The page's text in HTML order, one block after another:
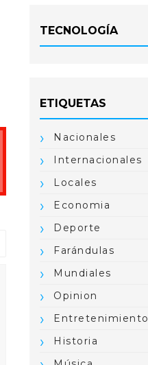
TECNOLOGÍA
ETIQUETAS
Nacionales
Internacionales
Locales
Economia
Deporte
Farándulas
Mundiales
Opinion
Entretenimiento
Historia